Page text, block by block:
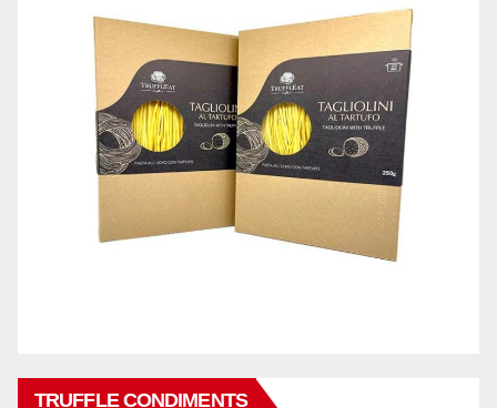
TRUFFLE CONDIMENTS